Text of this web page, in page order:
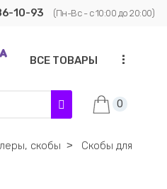
10-93 (Пн-Вс - с 10:00 до 20:00)
ВСЕ ТОВАРЫ ...
0
скобы ˃
Скобы для